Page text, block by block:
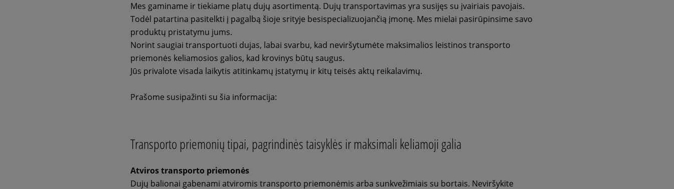
Mes gaminame ir tiekiame platų dujų asortimentą. Dujų transportavimas yra susijęs su įvairiais pavojais.
Todėl patartina pasitelkti į pagalbą šioje srityje besispecializuojančią įmonę. Mes mielai pasirūpinsime savo
produktų pristatymu jums.
Norint saugiai transportuoti dujas, labai svarbu, kad neviršytumėte maksimalios leistinos transporto
priemonės keliamosios galios, kad krovinys būtų saugus.
Jūs privalote visada laikytis atitinkamų įstatymų ir kitų teisės aktų reikalavimų.
Prašome susipažinti su šia informacija:
Transporto priemonių tipai, pagrindinės taisyklės ir maksimali keliamoji galia
Atviros transporto priemonės
Dujų balionai gabenami atviromis transporto priemonėmis arba sunkvežimiais su bortais. Neviršykite